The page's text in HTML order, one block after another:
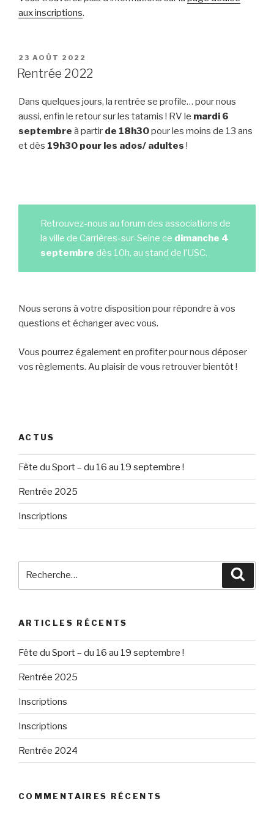
aux inscriptions.
PUBLIÉ
LE
23 AOÛT 2022
Rentrée 2022
Dans quelques jours, la rentrée se profile… pour nous
aussi, enfin le retour sur les tatamis ! RV le mardi 6
septembre à partir de 18h30pour les moins de 13 ans
et dès 19h30 pour les ados/ adultes !
Retrouvez-nous au forum des associations de
la ville de Carrières-sur-Seine ce dimanche 4
septembre dès 10h, au stand de l’USC.
Nous serons à votre disposition pour répondre à vos
questions et échanger avec vous.
Vous pourrez également en profiter pour nous déposer
vos règlements. Au plaisir de vous retrouver bientôt !
ACTUS
Fête du Sport – du 16 au 19 septembre !
Rentrée 2025
Inscriptions
ARTICLES RÉCENTS
Fête du Sport – du 16 au 19 septembre !
Rentrée 2025
Inscriptions
Inscriptions
Rentrée 2024
COMMENTAIRES RÉCENTS